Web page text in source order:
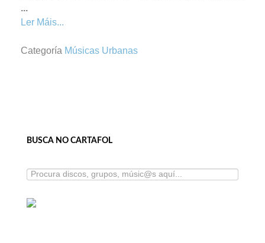
...
Ler Máis...
Categoría Músicas Urbanas
BUSCA NO CARTAFOL